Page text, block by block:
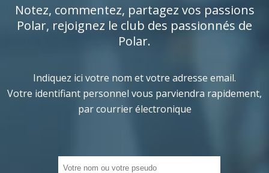
Notez, commentez, partagez vos passions
Polar, rejoignez le club des passionnés de
Polar.
Indiquez ici votre nom et votre adresse email.
Votre identifiant personnel vous parviendra rapidement,
par courrier électronique